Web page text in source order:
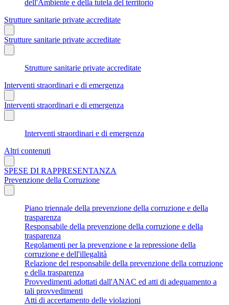
dell'Ambiente e della tutela del territorio
Strutture sanitarie private accreditate
Strutture sanitarie private accreditate
Strutture sanitarie private accreditate
Interventi straordinari e di emergenza
Interventi straordinari e di emergenza
Interventi straordinari e di emergenza
Altri contenuti
SPESE DI RAPPRESENTANZA
Prevenzione della Corruzione
Piano triennale della prevenzione della corruzione e della
trasparenza
Responsabile della prevenzione della corruzione e della
trasparenza
Regolamenti per la prevenzione e la repressione della
corruzione e dell'illegalità
Relazione del responsabile della prevenzione della corruzione
e della trasparenza
Provvedimenti adottati dall'ANAC ed atti di adeguamento a
tali provvedimenti
Atti di accertamento delle violazioni